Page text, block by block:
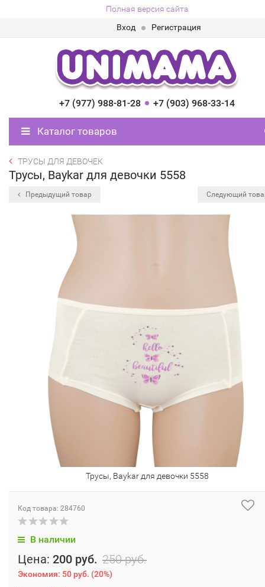
Полная версия сайта
Вход
Регистрация
+7 (977) 988-81-28 +7 (903) 968-33-14
Каталог товаров
ТРУСЫ ДЛЯ ДЕВОЧЕК
Трусы, Baykar для девочки 5558
Предыдущий товар Следующий
Трусы, Baykar для девочки 5558
Код товара: 284760
В наличии
Цена: 200 руб. 250 руб.
Экономия: 50 руб. (20%)